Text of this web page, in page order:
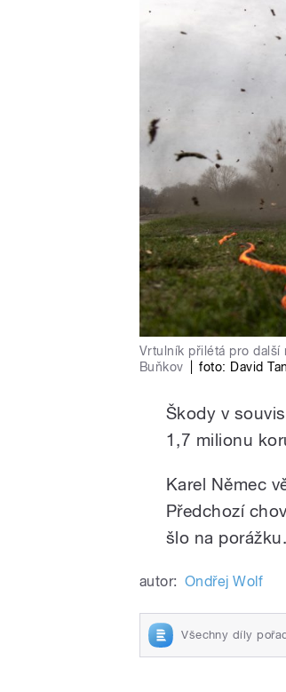
Vrtulník přilétá pro další
Buňkov
foto: David
Škody v
1,7 milionu
Karel Němec
Předchozí
šlo na porážku.
autor: Ondřej Wolf
Všechny díly